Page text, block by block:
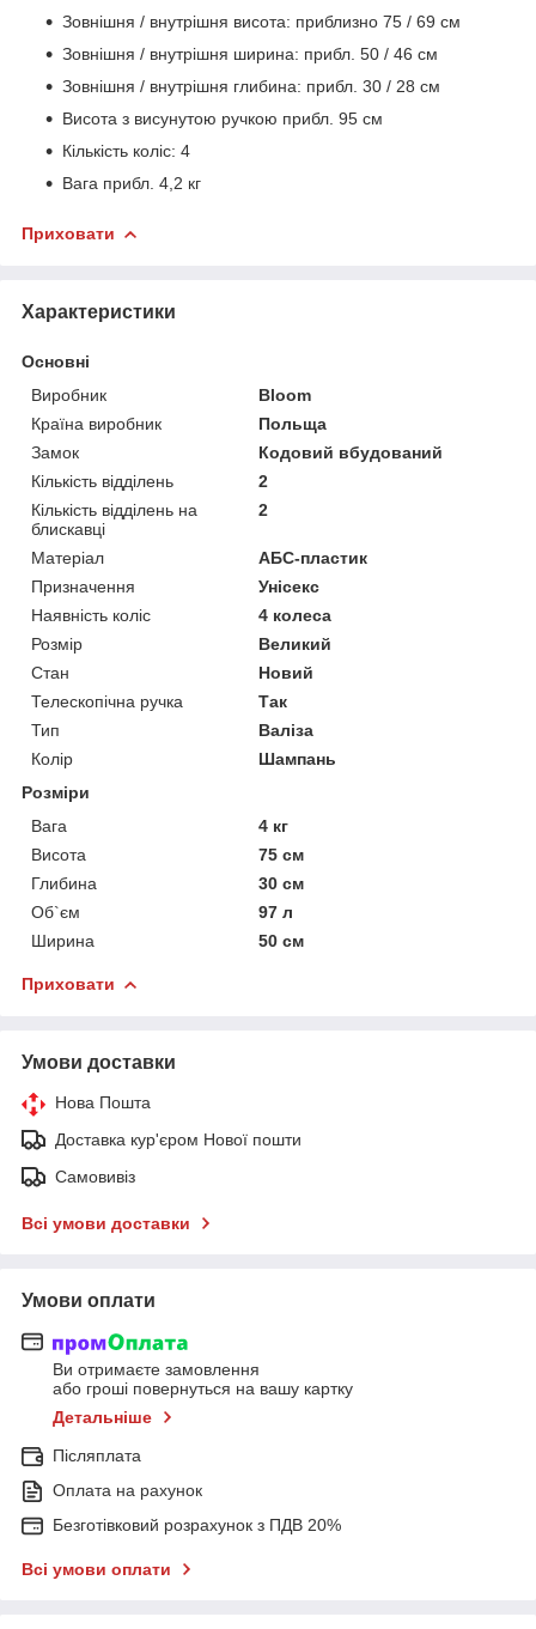
Зовнішня / внутрішня висота: приблизно 75 / 69 см
Зовнішня / внутрішня ширина: прибл. 50 / 46 см
Зовнішня / внутрішня глибина: прибл. 30 / 28 см
Висота з висунутою ручкою прибл. 95 см
Кількість коліс: 4
Вага прибл. 4,2 кг
Приховати
Характеристики
Основні
Виробник
Bloom
Країна виробник
Польща
Замок
Кодовий вбудований
Кількість відділень
2
Кількість відділень на
блискавці
2
Матеріал
АБС-пластик
Призначення
Унісекс
Наявність коліс
4 колеса
Розмір
Великий
Стан
Новий
Телескопічна ручка
Так
Тип
Валіза
Колір
Шампань
Розміри
Вага
4 кг
Висота
75 см
Глибина
30 см
Об`єм
97 л
Ширина
50 см
Приховати
Умови доставки
Нова Пошта
Доставка кур'єром Нової пошти
Самовивіз
Всі умови доставки
Умови оплати
Ви отримаєте замовлення
або гроші повернуться на вашу картку
Детальніше
Післяплата
Оплата на рахунок
Безготівковий розрахунок з ПДВ 20%
Всі умови оплати